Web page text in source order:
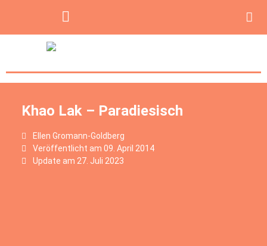
Khao Lak – Paradiesisch
Ellen Gromann-Goldberg
Veröffentlicht am 09. April 2014
Update am 27. Juli 2023